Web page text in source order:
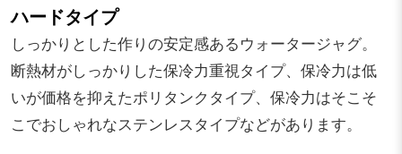
ハードタイプ
しっかりとした作りの安定感あるウォータージャグ。
断熱材がしっかりした保冷力重視タイプ、保冷力は低
いが価格を抑えたポリタンクタイプ、保冷力はそこそ
こでおしゃれなステンレスタイプなどがあります。